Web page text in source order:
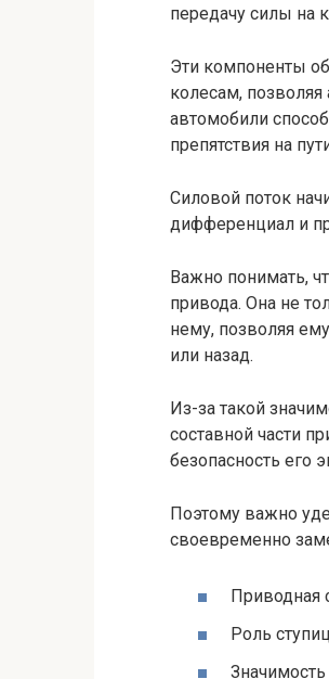
передачу силы на
Эти компоненты
колесам,
автомобили
препятствия на
Силовой поток
дифференциал и
Важно понимать,
привода. Она не
нему, позволяя
или назад.
Из-за такой
составной части
безопасность его
Поэтому важно
своевременно
Приводная
Роль